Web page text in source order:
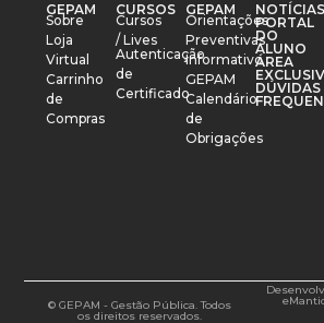
GEPAM
Sobre
Loja
Virtual
Carrinho
de
Compras
CURSOS
Cursos
/ Lives
Autenticação
de
Certificado
GEPAM
Orientações
Preventivas
Informativo
GEPAM
Calendário
de
Obrigações
NOTÍCIAS
PORTAL
DO
ALUNO
ÁREA
DÚVIDAS
© GEPAM - Gestão Pública. Todos
os direitos reservados.
e